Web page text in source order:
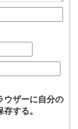
ウザーに自分の
する。